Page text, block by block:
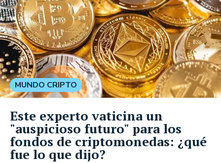
MUNDO CRIPTO
Este experto vaticina un
"auspicioso futuro" para los
fondos de criptomonedas: ¿qué
fue lo que dijo?